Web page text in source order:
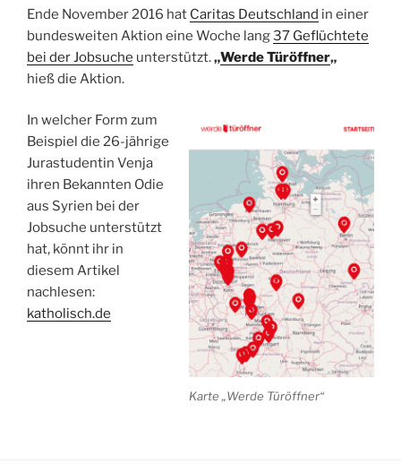
Ende November 2016 hat Caritas Deutschland in einer
bundesweiten Aktion eine Woche lang37 Geflüchtete
bei der Jobsuche unterstützt.„Werde Türöffner„
hieß die Aktion.
Karte „Werde Türöffner“
In welcher Form zum
Beispiel die 26-jährige
Jurastudentin Venja
ihren Bekannten Odie
aus Syrien bei der
Jobsuche unterstützt
hat, könnt ihr in
diesem Artikel
nachlesen:
katholisch.de